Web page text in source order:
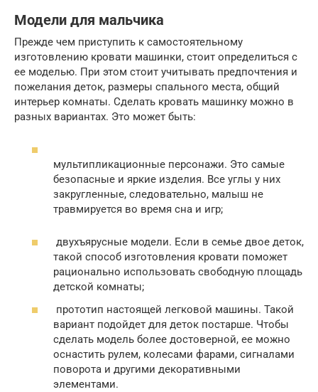
Модели для мальчика
Прежде чем приступить к самостоятельному
изготовлению кровати машинки, стоит определиться с
ее моделью. При этом стоит учитывать предпочтения и
пожелания деток, размеры спального места, общий
интерьер комнаты. Сделать кровать машинку можно в
разных вариантах. Это может быть:
мультипликационные персонажи. Это самые
безопасные и яркие изделия. Все углы у них
закругленные, следовательно, малыш не
травмируется во время сна и игр;
двухъярусные модели. Если в семье двое деток,
такой способ изготовления кровати поможет
рационально использовать свободную площадь
детской комнаты;
прототип настоящей легковой машины. Такой
вариант подойдет для деток постарше. Чтобы
сделать модель более достоверной, ее можно
оснастить рулем, колесами фарами, сигналами
поворота и другими декоративными
элементами.